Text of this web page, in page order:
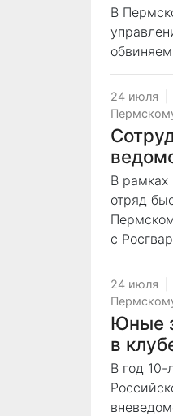
В
24 июля
В рамках
отряд
с
24 июля
Юные
в
В год 10-